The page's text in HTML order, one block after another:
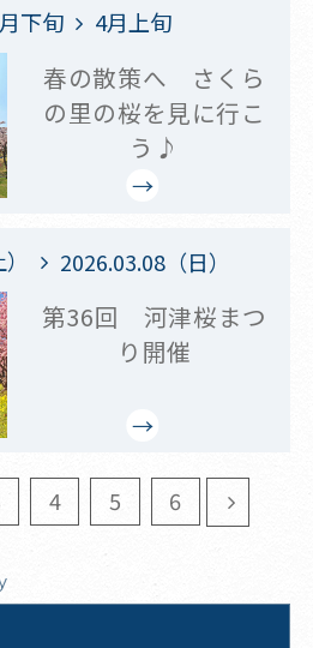
下旬 4月上旬
春の散策へ さくら
の里の桜を見に行こ
う♪
2026.03.08（日）
第36回 河津桜まつ
り開催
4 5 6